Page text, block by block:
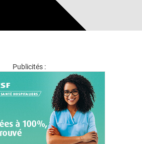
Publicités :